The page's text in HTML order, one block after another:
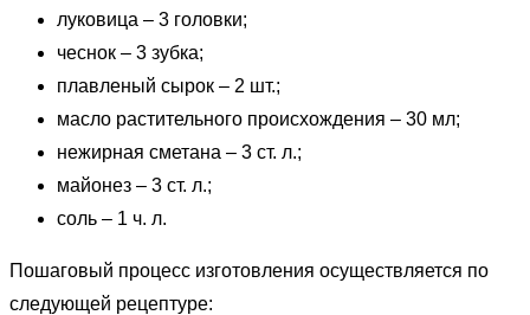
луковица – 3 головки;
чеснок – 3 зубка;
плавленый сырок – 2 шт.;
масло растительного происхождения – 30 мл;
нежирная сметана – 3 ст. л.;
майонез – 3 ст. л.;
соль – 1 ч. л.
Пошаговый процесс изготовления осуществляется по
следующей рецептуре: